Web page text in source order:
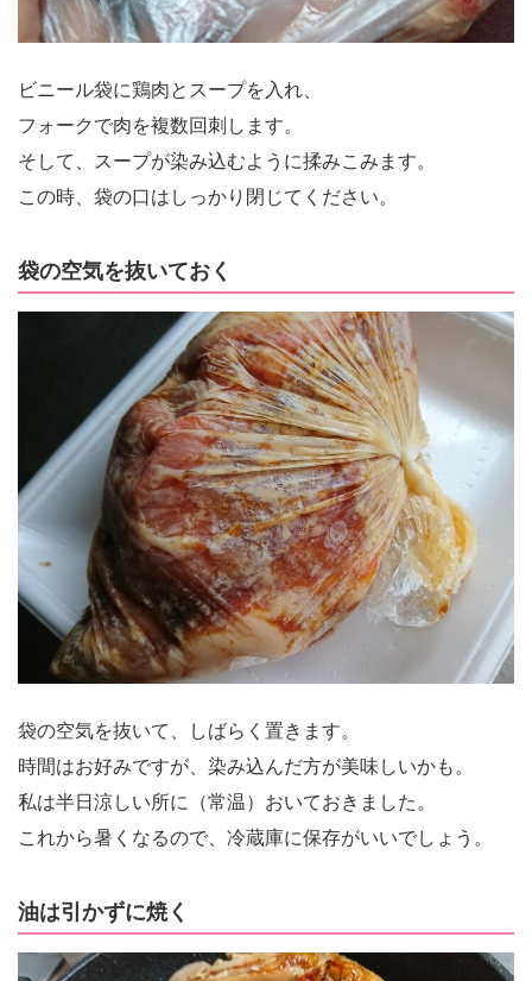
ビニール袋に鶏肉とスープを入れ、
フォークで肉を複数回刺します。
そして、スープが染み込むように揉みこみます。
この時、袋の口はしっかり閉じてください。
袋の空気を抜いておく
袋の空気を抜いて、しばらく置きます。
時間はお好みですが、染み込んだ方が美味しいかも。
私は半日涼しい所に（常温）おいておきました。
これから暑くなるので、冷蔵庫に保存がいいでしょう。
油は引かずに焼く